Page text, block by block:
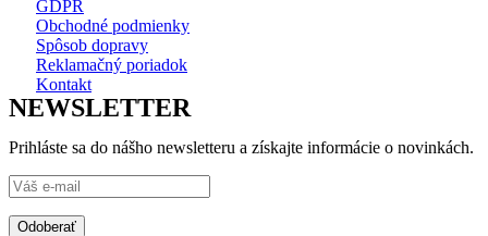
GDPR
Obchodné podmienky
Spôsob dopravy
Reklamačný poriadok
Kontakt
NEWSLETTER
Prihláste sa do nášho newsletteru a získajte informácie o novinkách.
Odoberať